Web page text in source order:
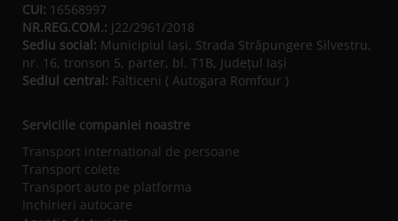
CUI: 16568997
NR.REG.COM.: J22/2961/2018
Sediu social: Municipiul Iaşi, Strada Străpungere Silvestru,
nr. 16, tronson 5, parter, bl. T1B, Județul Iaşi
Sediul central: Falticeni ( Autogara Romfour )
Serviciile companiei noastre
Transport international de persoane
Transport colete
Transport auto pe platforma
Inchirieri autocare